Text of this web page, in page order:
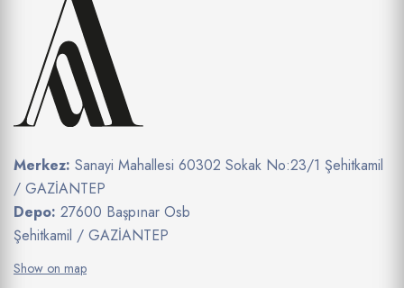
Merkez: Sanayi Mahallesi 60302 Sokak No:23/1 Şehitkamil
/ GAZİANTEP
Depo: 27600 Başpınar Osb
Şehitkamil / GAZİANTEP
Show on map